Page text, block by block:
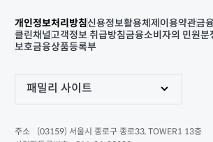
개인정보처리방침신용정보활용체제 이용약관금
클린채널고객정보 취급방침금융소비자의 민원분
보호금융상품등록부
패밀리 사이트
주소
(03159) 서울시 종로구 종로33, TOWER1 13층